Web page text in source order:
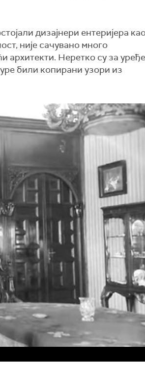
дизајнери ентеријера
није сачувано много
архитекти. Неретко су за
били копирани узори из